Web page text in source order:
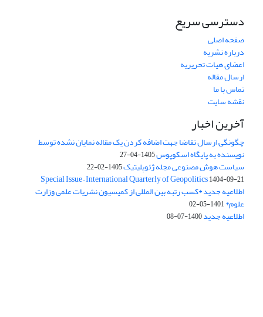
دسترسی سریع
صفحه اصلی
درباره نشریه
اعضای هیات تحریریه
ارسال مقاله
تماس با ما
نقشه سایت
آخرین اخبار
چگونگی ارسال تقاضا جهت اضافه کردن یک مقاله نمایان نشده توسط
نویسنده به پایگاه اسکوپوس1405-04-27
سیاست هوش مصنوعی مجله ژئوپلیتیک1405-02-22
Special Issue – International Quarterly of Geopolitics1404-09-21
اطلاعیه جدید *کسب رتبه بین المللی از کمیسیون نشریات علمی وزارت
علوم*1401-05-02
اطلاعیه جدید1400-07-08